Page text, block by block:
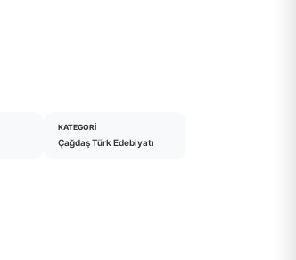
KATEGORI
Çağdaş Türk Edebiyatı